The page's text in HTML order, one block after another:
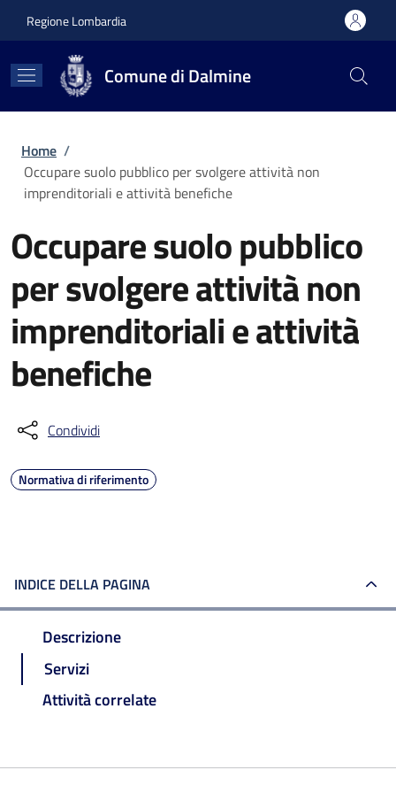
Regione Lombardia
Comune di Dalmine
Briciole di pane
Home /
Occupare suolo pubblico per svolgere attività non
imprenditoriali e attività benefiche
Occupare suolo pubblico
per svolgere attività non
imprenditoriali e attività
benefiche
Condividi
Normativa di riferimento
INDICE DELLA PAGINA
Descrizione
Servizi
Attività correlate